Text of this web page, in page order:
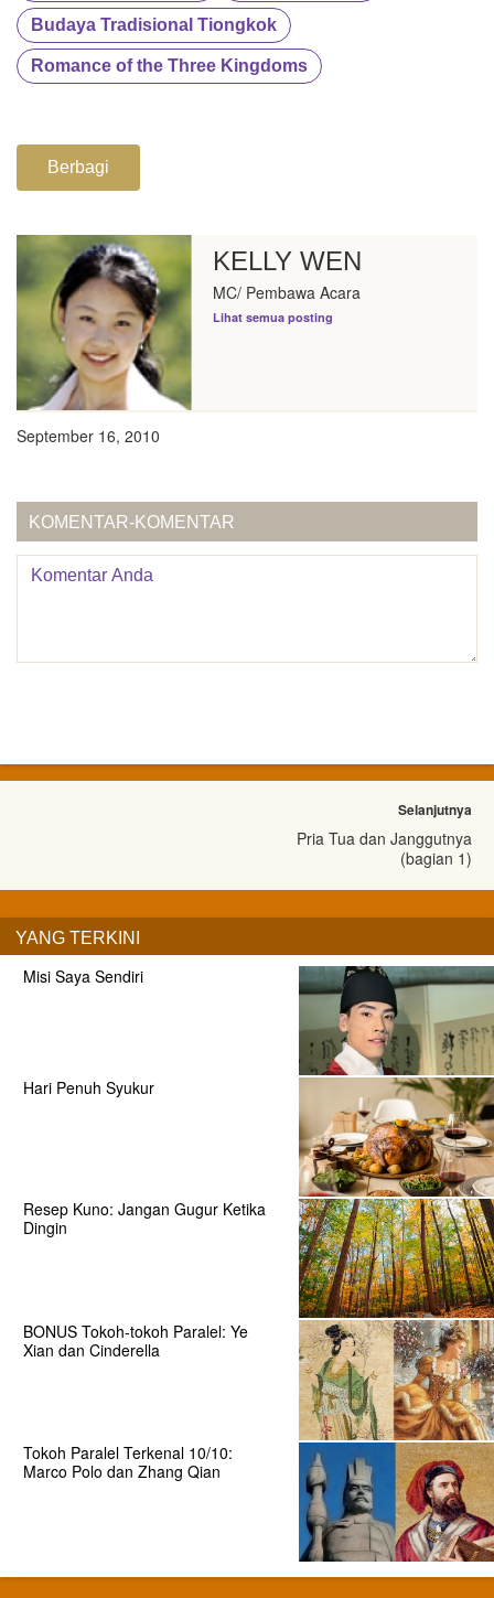
Budaya Tradisional Tiongkok
Romance of the Three Kingdoms
Berbagi
KELLY WEN
MC/ Pembawa Acara
Lihat semua posting
September 16, 2010
KOMENTAR-KOMENTAR
Selanjutnya
Pria Tua dan Janggutnya
(bagian 1)
YANG TERKINI
Misi Saya Sendiri
Hari Penuh Syukur
Resep Kuno: Jangan Gugur Ketika
Dingin
BONUS Tokoh-tokoh Paralel: Ye
Xian dan Cinderella
Tokoh Paralel Terkenal 10/10:
Marco Polo dan Zhang Qian